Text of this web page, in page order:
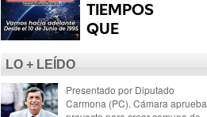
LO + LEÍDO
Presentado por Diputado
Carmona (PC). Cámara aprueba